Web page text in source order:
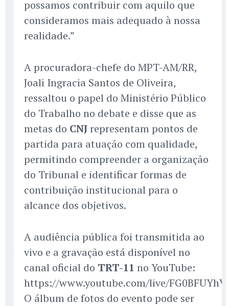
possamos contribuir com aquilo que
consideramos mais adequado à nossa
realidade.”
A procuradora-chefe do MPT-AM/RR,
Joali Ingracia Santos de Oliveira,
ressaltou o papel do Ministério Público
do Trabalho no debate e disse que as
metas do CNJrepresentam pontos de
partida para atuação com qualidade,
permitindo compreender a organização
do Tribunal e identificar formas de
contribuição institucional para o
alcance dos objetivos.
A audiência pública foi transmitida ao
vivo e a gravação está disponível no
canal oficial do TRT-11 no YouTube:
https://www.youtube.com/live/
O álbum de fotos do evento pode ser